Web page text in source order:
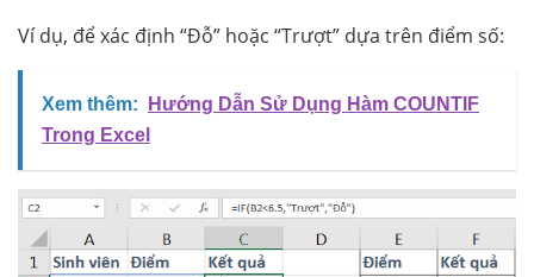
Ví dụ, để xác định “Đỗ” hoặc “Trượt” dựa trên điểm số:
Xem thêm:
Hướng Dẫn Sử Dụng Hàm COUNTIF
Trong Excel